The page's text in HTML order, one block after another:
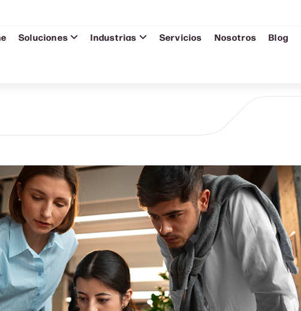
Soluciones Industrias Servicios Nosotros Blog